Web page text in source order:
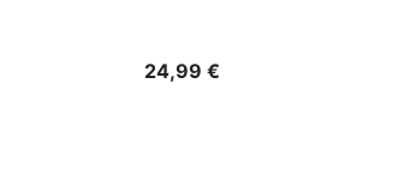
24,99 €Precio